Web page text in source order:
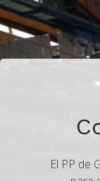
El PP de